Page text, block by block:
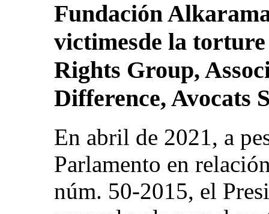
Fundación
victimesde la
Rights Group,
Difference, Avocats
En abril de 2021, a
Parlamento en
núm. 50-2015, el